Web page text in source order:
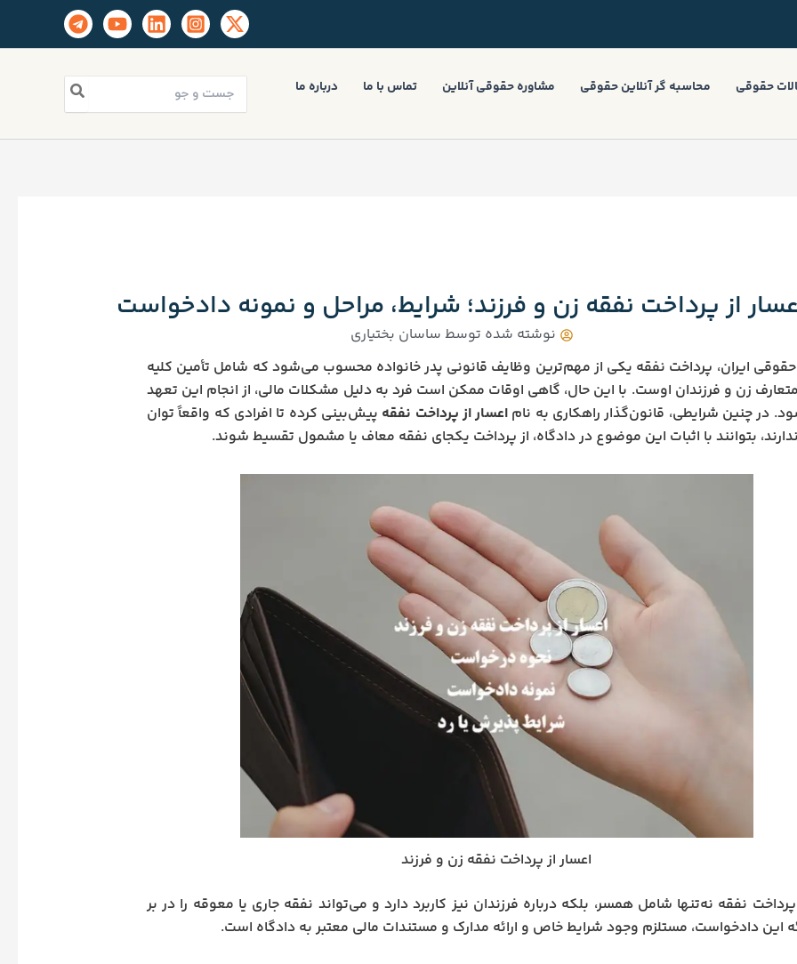
حقوقی محاسبه گر آنلاین حقوقی مشاوره حقوقی آنلاین تماس با ما درباره ما
برای:
از پرداخت نفقه زن و فرزند؛ شرایط، مراحل و نمونه دادخواست
نوشته شده توسط ساسان بختیاری
ایران، پرداخت نفقه یکی از مهم‌ترین وظایف قانونی پدر خانواده محسوب می‌شود که شامل تأمین کلیه
متعارف زن و فرزندان اوست. با این حال، گاهی اوقات ممکن است فرد به دلیل مشکلات مالی، از انجام این تعهد
در چنین شرایطی، قانون‌گذار راهکاری به نام اعسار از پرداخت نفقه پیش‌بینی کرده تا افرادی که واقعاً توان
بتوانند با اثبات این موضوع در دادگاه، از پرداخت یکجای نفقه معاف یا مشمول تقسیط شوند.
اعسار از پرداخت نفقه زن و فرزند
پرداخت نفقه نه‌تنها شامل همسر، بلکه درباره فرزندان نیز کاربرد دارد و می‌تواند نفقه جاری یا معوقه را در بر
این دادخواست، مستلزم وجود شرایط خاص و ارائه مدارک و مستندات مالی معتبر به دادگاه است.